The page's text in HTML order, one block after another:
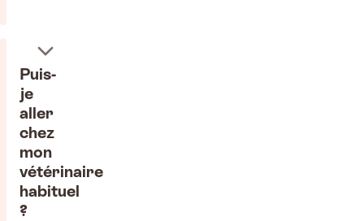
Puis-
je
aller
chez
mon
vétérinaire
habituel
?